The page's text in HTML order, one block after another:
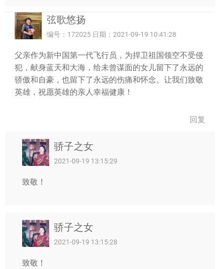
弦歌悠扬
编号：172025 日期：2021-09-19 10:41:28
父亲作为新中国第一代飞行员，为捍卫祖国领空不受侵
犯，献身蓝天和大海，给未曾谋面的女儿留下了永远的
骄傲和自豪，也留下了永远的伤痛和怀念。让我们致敬
英雄，祝愿英雄的亲人幸福健康！
回复
骄子之女
2021-09-19 13:15:29
致敬！
骄子之女
2021-09-19 13:15:28
致敬！